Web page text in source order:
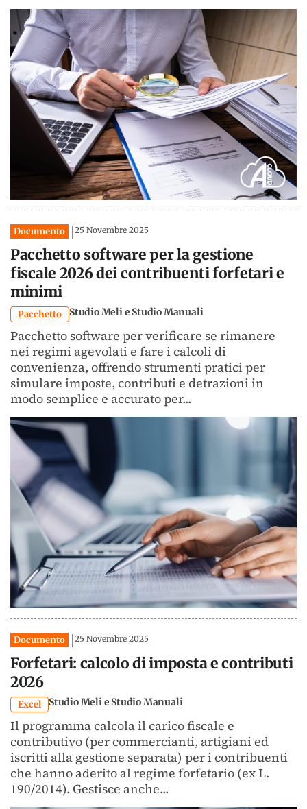
Documento 25 Novembre 2025
Pacchetto software per la gestione
fiscale 2026 dei contribuenti forfetari e
minimi
Pacchetto Studio Meli e Studio Manuali
Pacchetto software per verificare se rimanere
nei regimi agevolati e fare i calcoli di
convenienza, offrendo strumenti pratici per
simulare imposte, contributi e detrazioni in
modo semplice e accurato per...
Documento 25 Novembre 2025
Forfetari: calcolo di imposta e contributi
2026
Excel Studio Meli e Studio Manuali
Il programma calcola il carico fiscale e
contributivo (per commercianti, artigiani ed
iscritti alla gestione separata) per i contribuenti
che hanno aderito al regime forfetario (ex L.
190/2014). Gestisce anche...